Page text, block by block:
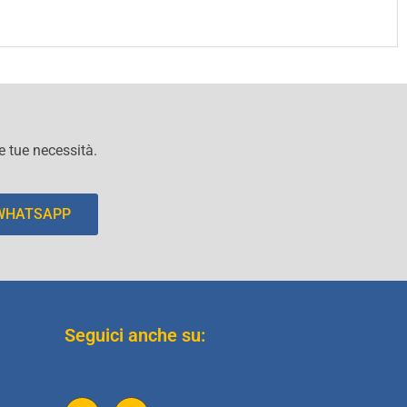
tue necessità.
Seguici anche su: